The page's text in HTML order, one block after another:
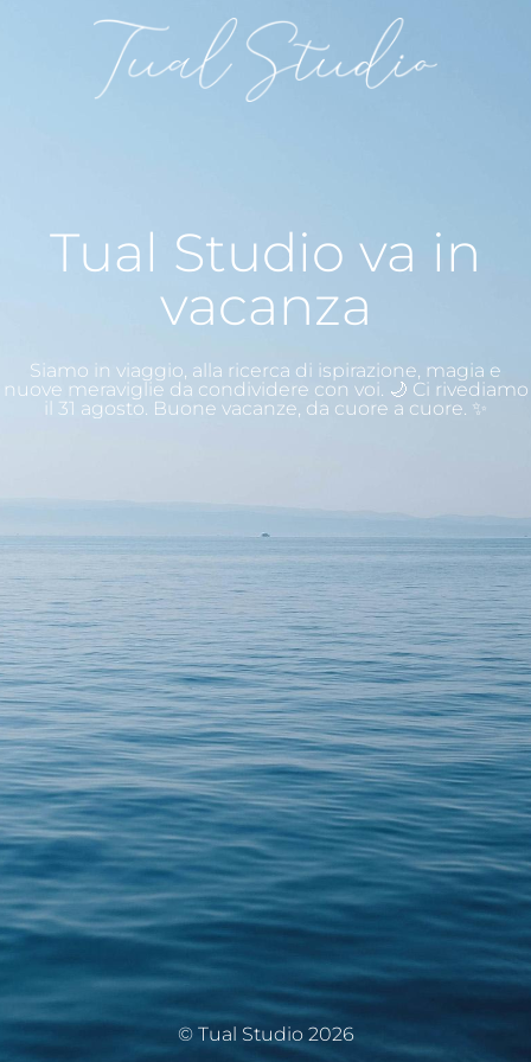
Tual Studio va in
vacanza
Siamo in viaggio, alla ricerca di ispirazione, magia e
nuove meraviglie da condividere con voi. 🌙 Ci rivediamo
il 31 agosto. Buone vacanze, da cuore a cuore. ✨
© Tual Studio 2026